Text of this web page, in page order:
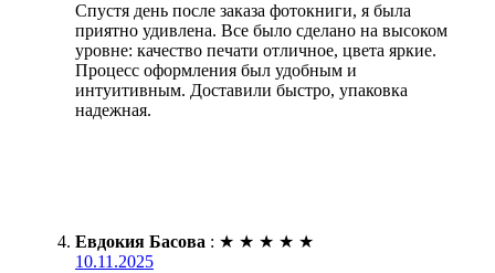
Спустя день после заказа фотокниги, я была
приятно удивлена. Все было сделано на высоком
уровне: качество печати отличное, цвета яркие.
Процесс оформления был удобным и
интуитивным. Доставили быстро, упаковка
надежная.
Евдокия Басова : ★ ★ ★ ★ ★
10.11.2025